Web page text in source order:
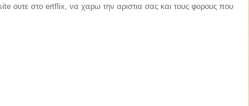
ουτε στο ertflix, να χαρω την αριστια σας και τους φορους που